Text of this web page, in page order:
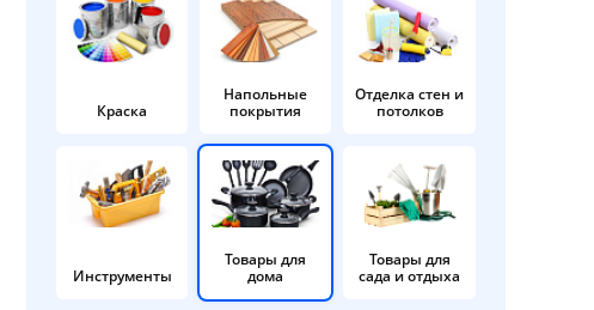
Краска
Напольные
покрытия
Отделка стен и
потолков
Инструменты
Товары для
дома
Товары для
сада и отдыха